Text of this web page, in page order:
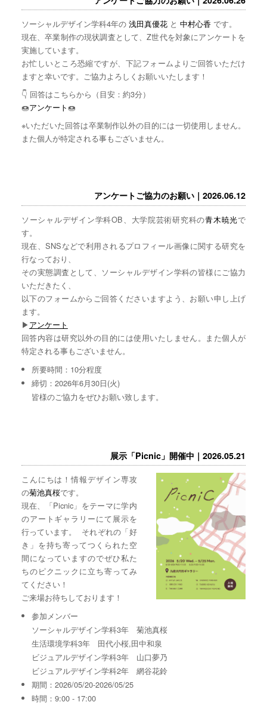
ソーシャルデザイン学科4年の 浅田真優花と 中村心香 です。
現在、卒業制作の現状調査として、Z世代を対象にアンケートを
実施しています。
お忙しいところ恐縮ですが、下記フォームよりご回答いただけ
ますと幸いです。ご協力よろしくお願いいたします！
👇 回答はこちらから（目安：約3分）
🍩アンケート🍩
※いただいた回答は卒業制作以外の目的には一切使用しません。
また個人が特定される事もございません。
アンケートご協力のお願い｜2026.06.12
ソーシャルデザイン学科OB、大学院芸術研究科の青木暁光で
す。
現在、SNSなどで利用されるプロフィール画像に関する研究を
行なっており、
その実態調査として、ソーシャルデザイン学科の皆様にご協力
いただきたく、
以下のフォームからご回答くださいますよう、お願い申し上げ
ます。
▶︎アンケート
回答内容は研究以外の目的には使用いたしません。また個人が
特定される事もございません。
所要時間：10分程度
締切：2026年6月30日(火)
皆様のご協力をぜひお願い致します。
展示「Picnic」開催中｜2026.05.21
こんにちは！情報デザイン専攻
の菊池真桜です。
現在、「Picnic」をテーマに学内
のアートギャラリーにて展示を
行っています。 それぞれの「好
き」を持ち寄ってつくられた空
間になっていますのでぜひ私た
ちのピクニックに立ち寄ってみ
てください！
ご来場お待ちしております！
参加メンバー
ソーシャルデザイン学科3年 菊池真桜
生活環境学科3年 田代小桜,田中和泉
ビジュアルデザイン学科3年 山口夢乃
ビジュアルデザイン学科2年 網谷花鈴
期間：2026/05/20-2026/05/25
時間：9:00 - 17:00